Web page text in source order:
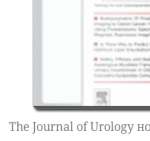
The Journal of Urology